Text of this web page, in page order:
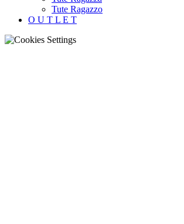
Tute Ragazzo
O U T L E T